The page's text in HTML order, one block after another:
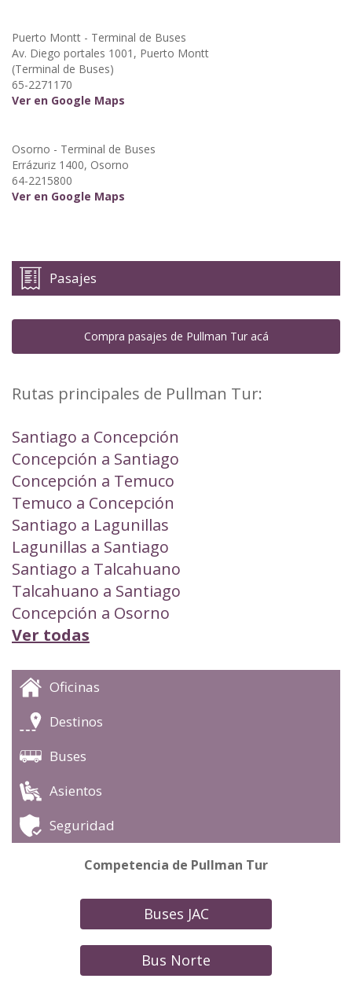
Puerto Montt - Terminal de Buses
Av. Diego portales 1001, Puerto Montt
(Terminal de Buses)
65-2271170
Ver en Google Maps
Osorno - Terminal de Buses
Errázuriz 1400, Osorno
64-2215800
Ver en Google Maps
Pasajes
Compra pasajes de Pullman Tur acá
Rutas principales de Pullman Tur:
Santiago a Concepción
Concepción a Santiago
Concepción a Temuco
Temuco a Concepción
Santiago a Lagunillas
Lagunillas a Santiago
Santiago a Talcahuano
Talcahuano a Santiago
Concepción a Osorno
Ver todas
Oficinas
Destinos
Buses
Asientos
Seguridad
Competencia de Pullman Tur
Buses JAC
Bus Norte